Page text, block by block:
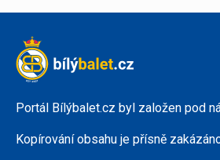
Portál Bílýbalet.cz byl založen pod
Kopírování obsahu je přísně